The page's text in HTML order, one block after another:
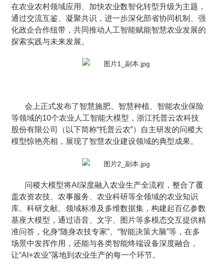
在农业农村领域应用、加快农业数智化转型升级为主题，
通过交流互鉴、凝聚共识，进一步深化部省协同机制、强
化政企合作纽带，共同推动人工智能赋能智慧农业发展的
探索实践与未来发展。
会上正式发布了智慧施肥、智慧种植、智能农业保险
等领域的10个农业人工智能大模型，浙江托普云农科技
股份有限公司（以下简称“托普云农”）自主研发的问稷大
模型惊艳亮相，展现了智慧农业建设领域的典型成果。
问稷大模型将AI深度融入农业生产全流程，整合了覆
盖农资农技、农事服务、农业科研等全领域的农业知识
库、科研文献、领域标准及多维数据集，构建起百亿参数
基座大模型，通过语音、文字、图片等多模态交互提供精
准问答，化身“随身农技专家”、“智能决策大脑”等，在多
场景中发挥作用，还能与各类智能终端设备深度融合，
让“AI+农业”落地到农业生产的每一个环节。